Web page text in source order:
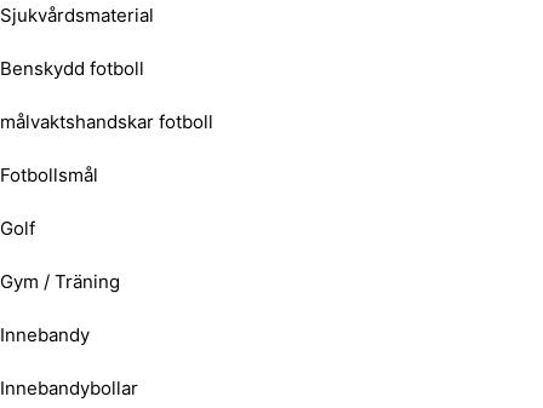
Sjukvårdsmaterial
Benskydd fotboll
målvaktshandskar fotboll
Fotbollsmål
Golf
Gym / Träning
Innebandy
Innebandybollar